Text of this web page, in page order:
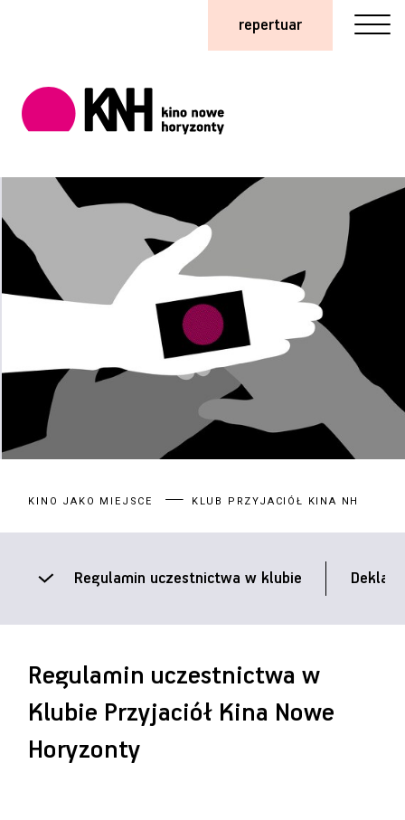
repertuar
Regulamin uczestnictwa w klubie
KINO JAKO MIEJSCE KLUB PRZYJACIÓŁ KINA NH
Regulamin uczestnictwa w
Klubie Przyjaciół Kina Nowe
Horyzonty